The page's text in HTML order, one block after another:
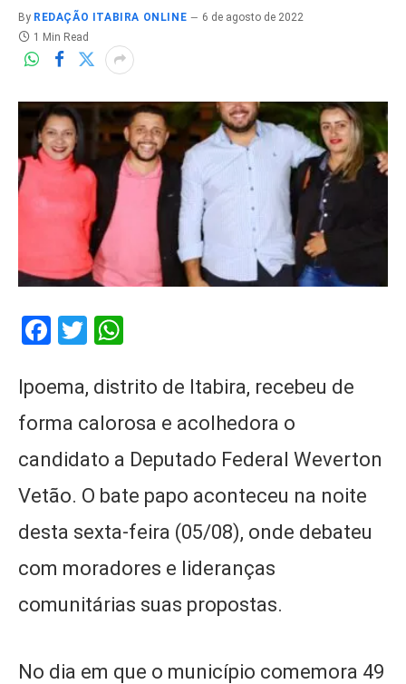
By REDAÇÃO ITABIRA ONLINE
6 de agosto de 2022
1 Min Read
Facebook
Twitter
Ipoema, distrito de Itabira, recebeu de
forma calorosa e acolhedora o
candidato a Deputado Federal Weverton
Vetão. O bate papo aconteceu na noite
desta sexta-feira (05/08), onde debateu
com moradores e lideranças
comunitárias suas propostas.
No dia em que o município comemora 49